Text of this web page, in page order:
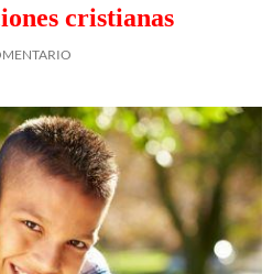
cristianas